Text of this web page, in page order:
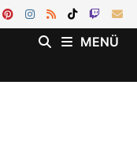
MENÜ